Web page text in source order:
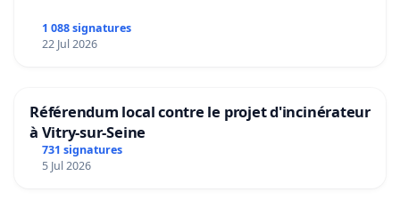
1 088 signatures
22 Jul 2026
Référendum local contre le projet d'incinérateur
à Vitry-sur-Seine
731 signatures
5 Jul 2026